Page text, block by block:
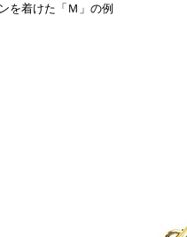
を着けた「Ｍ」の例